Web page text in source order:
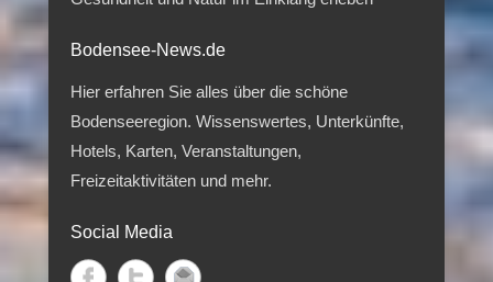
Bodensee-News.de
Hier erfahren Sie alles über die schöne
Bodenseeregion. Wissenswertes, Unterkünfte,
Hotels, Karten, Veranstaltungen,
Freizeitaktivitäten und mehr.
Social Media